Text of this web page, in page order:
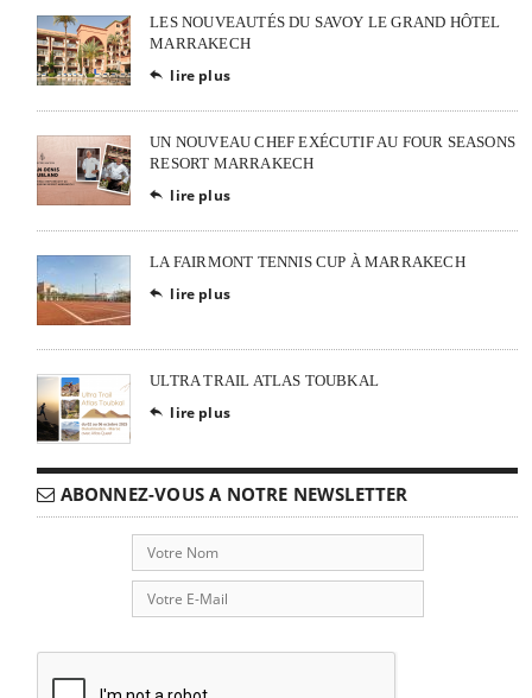
LES NOUVEAUTÉS DU SAVOY LE GRAND HÔTEL
MARRAKECH
 lire plus
UN NOUVEAU CHEF EXÉCUTIF AU FOUR SEASONS
RESORT MARRAKECH
 lire plus
LA FAIRMONT TENNIS CUP À MARRAKECH
 lire plus
ULTRA TRAIL ATLAS TOUBKAL
 lire plus
ABONNEZ-VOUS A NOTRE NEWSLETTER